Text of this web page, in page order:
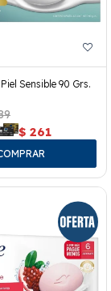
Sensible 90 Grs.
$ 261